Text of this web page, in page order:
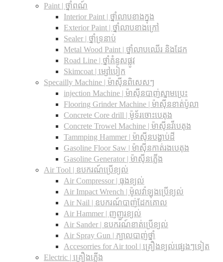
Paint | ថ្នាំពណ៍
Interior Paint | ថ្នាំលាបខាងក្នុង
Exterior Paint | ថ្នាំលាបខាងក្រៅ
Sealer | ថ្នាំទ្រនាប់
Metal Wood Paint | ថ្នាំលាបឈើរ និងដែក
Road Line | ថ្នាំគំនូសផ្លូវ
Skimcoat | ម្សៅបៀក
Specailly Machine | ម៉ាស៊ីនពិសេសៗ
injection Machine | ម៉ាស៊ីនបាញ់ស្នាមប្រេះ
Flooring Grinder Machine | ម៉ាស៊ីនខាត់ប៉ូលា
Concrete Core drill | ម៉ូទ័រចោះបេតុង
Concrete Trowel Machine | ម៉ាស៊ីនវីបេតុង
Tammping Hammer | ម៉ាស៊ីនបង្ហាប់ដី
Gasoline Floor Saw | ម៉ាស៊ីនកាត់រងបេតុង
Gasoline Generator | ម៉ាស៊ីនភ្លើង
Air Tool | ឧបករណ៍ប្រើខ្យល់
Air Compressor | ធុងខ្យល់
Air Impact Wrench | ម៉ូលវ៉ាឡុងប្រើខ្យល់
Air Nail | ឧបករណ៍បាញ់ដែកគោល
Air Hammer | ញញួរខ្យល់
Air Sander | ឧបករណ៍ខាត់ប្រើខ្យល់
Air Spray Gun | ក្បាលបាញ់ថ្នាំ
Accesorries for Air tool | គ្រឿងខ្យល់ផ្សេងៗទៀត
Electric | គ្រឿងភ្លើង